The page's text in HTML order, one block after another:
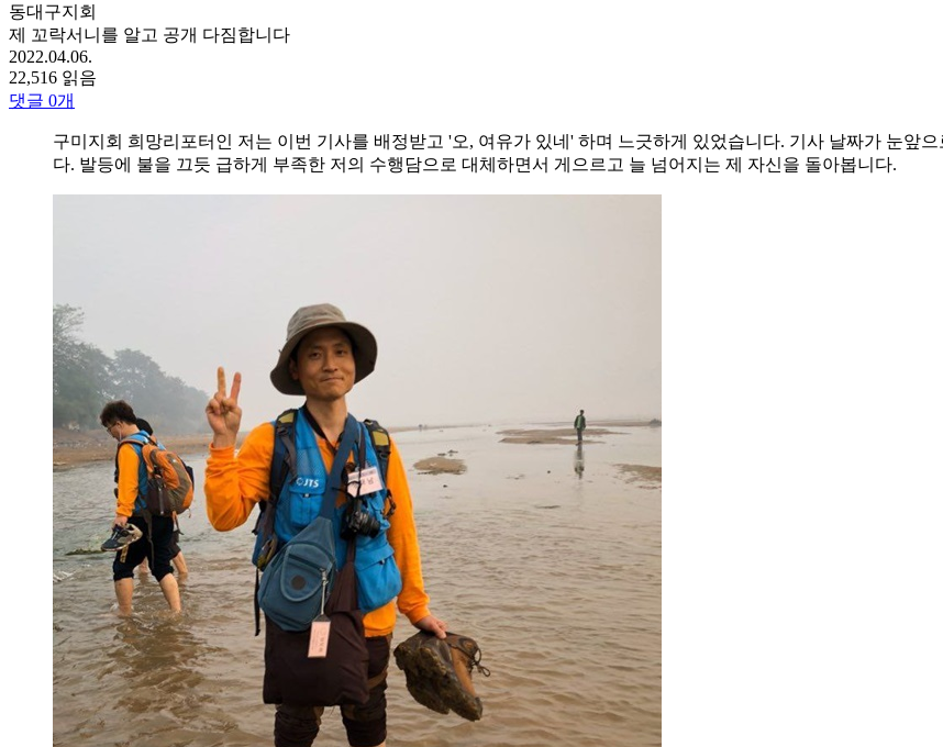
동대구지회
제 꼬락서니를 알고 공개 다짐합니다
2022.04.06.
22,516 읽음
댓글 0개
구미지회 희망리포터인 저는 이번 기사를 배정받고 '오, 여유가 있네' 하며 느긋하게 있었습니다. 기사 날짜가 눈앞
다. 발등에 불을 끄듯 급하게 부족한 저의 수행담으로 대체하면서 게으르고 늘 넘어지는 제 자신을 돌아봅니다.